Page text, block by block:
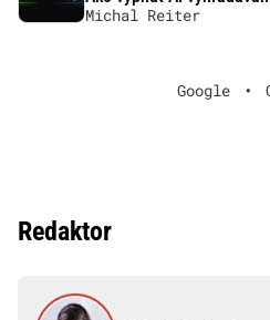
Michal Reiter
Google •
Redaktor